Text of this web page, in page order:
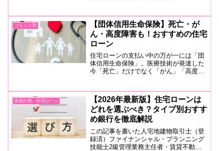
の機器を自動で制御し、エネルギー消費
を効率良く管理する...
フラット35
【団体信用生命保険】死亡・が
ん・高度障害も！おすすめの住宅
ローン
住宅ローンの支払い中の万が一には「団
体信用生命保険」。医療技術が発達した
今「死亡」だけでなく「がん」「高度障
保障内容からおすすめの団信住宅ローン
を紹介します。
資金計画・住宅ローン
【2026年最新版】住宅ローンは
どれを選ぶべき？タイプ別おすす
め銀行を徹底解説
この記事を書いた人宅地建物取引士（登
録済）ファイナンシャル・プランニング
技能士2級管理業務主任者・賃貸不動産